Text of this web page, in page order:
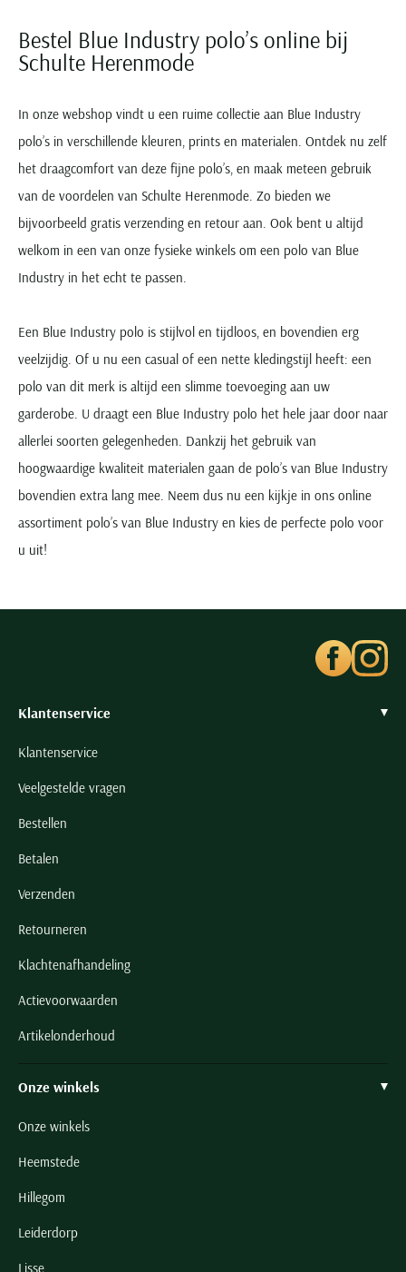
Bestel Blue Industry polo’s online bij
Schulte Herenmode
In onze webshop vindt u een ruime collectie aan Blue Industry
polo’s in verschillende kleuren, prints en materialen. Ontdek nu zelf
het draagcomfort van deze fijne polo’s, en maak meteen gebruik
van de voordelen van Schulte Herenmode. Zo bieden we
bijvoorbeeld gratis verzending en retour aan. Ook bent u altijd
welkom in een van onze fysieke winkels om een polo van Blue
Industry in het echt te passen.
Een Blue Industry polo is stijlvol en tijdloos, en bovendien erg
veelzijdig. Of u nu een casual of een nette kledingstijl heeft: een
polo van dit merk is altijd een slimme toevoeging aan uw
garderobe. U draagt een Blue Industry polo het hele jaar door naar
allerlei soorten gelegenheden. Dankzij het gebruik van
hoogwaardige kwaliteit materialen gaan de polo’s van Blue Industry
bovendien extra lang mee. Neem dus nu een kijkje in ons online
assortiment polo’s van Blue Industry en kies de perfecte polo voor
u uit!
Klantenservice
Klantenservice
Veelgestelde vragen
Bestellen
Betalen
Verzenden
Retourneren
Klachtenafhandeling
Actievoorwaarden
Artikelonderhoud
Onze winkels
Onze winkels
Heemstede
Hillegom
Leiderdorp
Lisse